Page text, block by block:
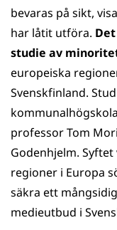
bevaras på sikt,
har låtit utföra.
studie av
europeiska
Svenskfinland.
professor Tom
Godenhjelm.
regioner i Europa
säkra ett
medieutbud i